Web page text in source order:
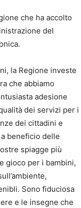
che ha accolto
del
la Regione investe
che abbiamo
adesione
dei servizi per i
dei cittadini e
beneficio delle
spiagge più
gioco per i bambini,
Sono fiduciosa
e le insegne che